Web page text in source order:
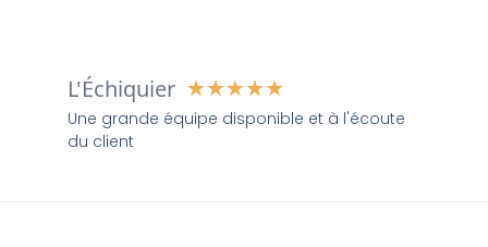
L'Échiquier ★★★★★
Une grande équipe disponible et à l'écoute
du client